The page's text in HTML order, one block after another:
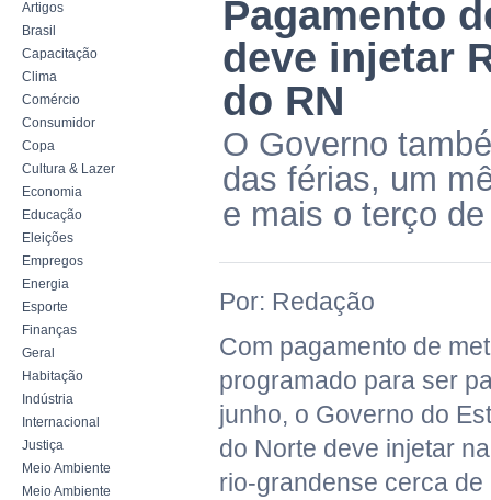
Artigos
Brasil
Capacitação
Clima
Comércio
Consumidor
Copa
Cultura & Lazer
Economia
Educação
Eleições
Empregos
Energia
Esporte
Finanças
Geral
Habitação
Indústria
Internacional
Justiça
Meio Ambiente
Meio Ambiente
Pagamento
deve injetar
do RN
O Governo
das férias, um
e mais o terço
Por: Redação
Com pagamento de
programado para ser
junho, o Governo do
do Norte deve injetar
rio-grandense cerca